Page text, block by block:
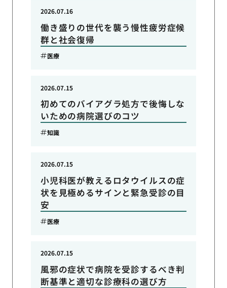
働き盛りの世代を襲う慢性疲労症候
群と社会復帰
2026.07.16
医療
初めてのバイアグラ処方で後悔しな
いための病院選びのコツ
2026.07.15
知識
小児科医が教えるロタウイルスの症
状を見極めるサインと緊急受診の目
安
2026.07.15
医療
風邪の症状で病院を受診するべき判
断基準と適切な診療科の選び方
2026.07.15